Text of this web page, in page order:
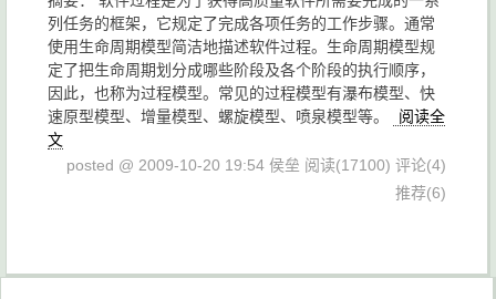
列任务的框架，它规定了完成各项任务的工作步骤。通常
使用生命周期模型简洁地描述软件过程。生命周期模型规
定了把生命周期划分成哪些阶段及各个阶段的执行顺序，
因此，也称为过程模型。常见的过程模型有瀑布模型、快
速原型模型、增量模型、螺旋模型、喷泉模型等。
阅读全
文
posted @ 2009-10-20 19:54 侯垒 阅读(17100) 评论(4)
推荐(6)